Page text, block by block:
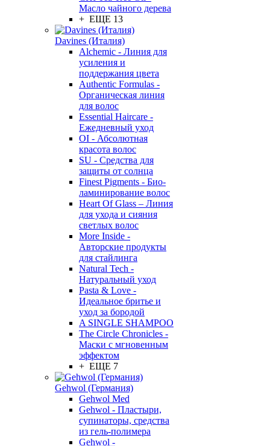
Масло чайного дерева
+ ЕЩЕ 13
Davines (Италия)
Alchemic - Линия для
усиления и
поддержания цвета
Authentic Formulas -
Органическая линия
для волос
Essential Haircare -
Eжедневный уход
OI - Абсолютная
красота волос
SU - Средства для
защиты от солнца
Finest Pigments - Био-
ламинирование волос
Heart Of Glass – Линия
для ухода и сияния
светлых волос
More Inside -
Авторские продукты
для стайлинга
Natural Tech -
Натуральный уход
Pasta & Love -
Идеальное бритье и
уход за бородой
A SINGLE SHAMPOO
The Circle Chronicles -
Маски с мгновенным
эффектом
+ ЕЩЕ 7
Gehwol (Германия)
Gehwol Med
Gehwol - Пластыри,
супинаторы, средства
из гель-полимера
Gehwol -